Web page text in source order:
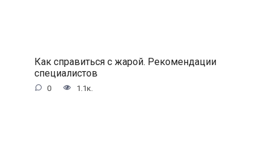
Как справиться с жарой. Рекомендации
специалистов
0 1.1к.